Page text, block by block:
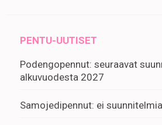
PENTU-UUTISET
Podengopennut: seuraavat
alkuvuodesta 2027
Samojedipennut: ei